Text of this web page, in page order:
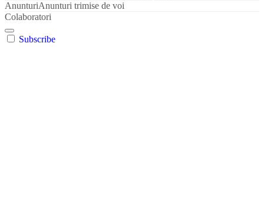
AnunturiAnunturi trimise de voi
Colaboratori
Subscribe